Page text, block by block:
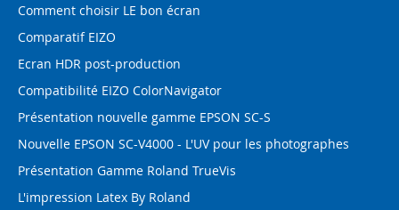
Comment choisir LE bon écran
Comparatif EIZO
Ecran HDR post-production
Compatibilité EIZO ColorNavigator
Présentation nouvelle gamme EPSON SC-S
Nouvelle EPSON SC-V4000 - L'UV pour les photographes
Présentation Gamme Roland TrueVis
L'impression Latex By Roland